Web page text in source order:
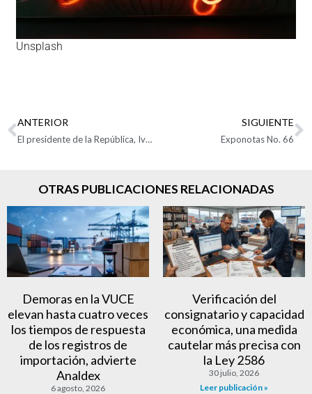
Unsplash
ANTERIOR
El presidente de la República, Iván Duque Márquez hace entrega del Premio Nacional de Exportaciones Analdex – ProColombia 2021
SIGUIENTE
Exponotas No. 66
OTRAS PUBLICACIONES RELACIONADAS
Demoras en la VUCE
elevan hasta cuatro veces
los tiempos de respuesta
de los registros de
importación, advierte
Analdex
6 agosto, 2026
Verificación del
consignatario y capacidad
económica, una medida
cautelar más precisa con
la Ley 2586
30 julio, 2026
Leer publicación »